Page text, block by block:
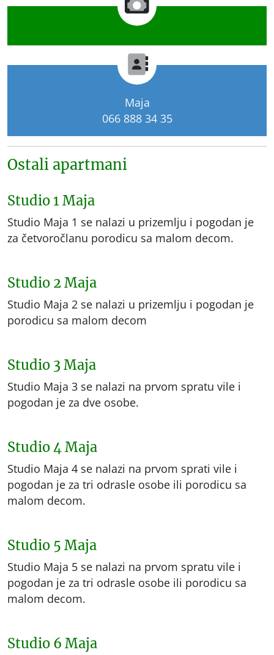
Maja
066 888 34 35
Ostali apartmani
Studio 1 Maja
Studio Maja 1 se nalazi u prizemlju i pogodan je
za četvoročlanu porodicu sa malom decom.
Studio 2 Maja
Studio Maja 2 se nalazi u prizemlju i pogodan je
porodicu sa malom decom
Studio 3 Maja
Studio Maja 3 se nalazi na prvom spratu vile i
pogodan je za dve osobe.
Studio 4 Maja
Studio Maja 4 se nalazi na prvom sprati vile i
pogodan je za tri odrasle osobe ili porodicu sa
malom decom.
Studio 5 Maja
Studio Maja 5 se nalazi na prvom spratu vile i
pogodan je za tri odrasle osobe ili porodicu sa
malom decom.
Studio 6 Maja